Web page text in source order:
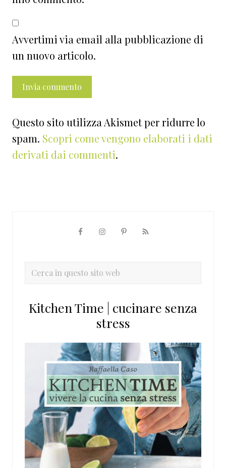
Avvertimi via email alla pubblicazione di
un nuovo articolo.
Questo sito utilizza Akismet per ridurre lo
spam. Scopri come vengono elaborati i dati
derivati dai commenti.
primaria
Cerca
sito
Kitchen Time | cucinare senza
stress